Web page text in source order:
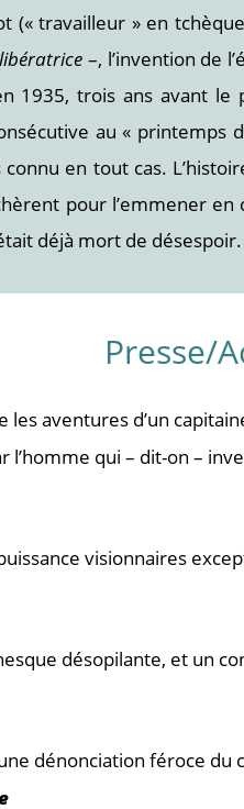
(« travailleur » en
–, l’invention de
1935, trois ans avant
au « printemps
en tout cas.
pour l’emmener
déjà mort de désespoir.
Presse/
aventures d’un
qui – dit-on –
visionnaires
désopilante, et un
dénonciation féroce du